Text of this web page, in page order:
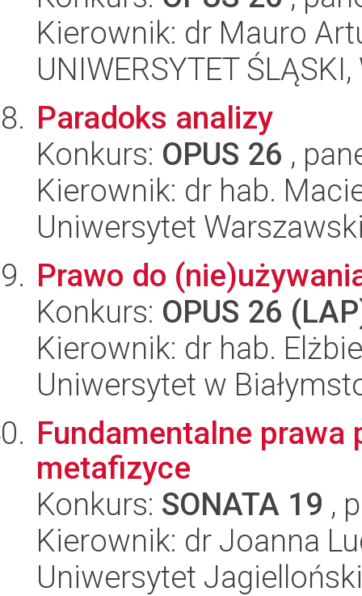
Kierownik: dr Mauro
UNIWERSYTET
Paradoks analizy
Konkurs: OPUS 26 ,
Kierownik: dr hab.
Uniwersytet
Prawo do
Konkurs: OPUS 26
Kierownik: dr hab.
Uniwersytet w
Fundamentalne prawa
metafizyce
Konkurs: SONATA 19 ,
Kierownik: dr Joanna
Uniwersytet